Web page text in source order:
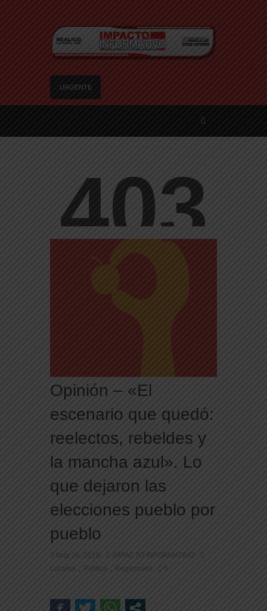
URGENTE
pampeano y militante de DD.HH. Juan Carlos
Realicó: avanzan los preparativos y la
actualización de datos para adjudicar las 25
viviendas del IPAV
Te ofrecen trabajo, pero es un engaño: así son
datos
Freno a la IA | Greg Abbott detiene la aprobación
de nuevos centros de datos en Texas debido a
agua
Opinión – «El
escenario que quedó:
reelectos, rebeldes y
la mancha azul». Lo
que dejaron las
elecciones pueblo por
pueblo
May 28, 2019
IMPACTO INFORMATIVO
Locales , Politica , Regionales 0